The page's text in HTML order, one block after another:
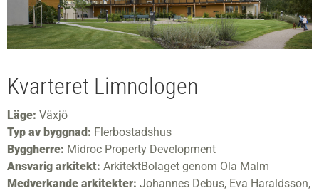
Kvarteret Limnologen
Läge: Växjö
Typ av byggnad: Flerbostadshus
Byggherre: Midroc Property Development
Ansvarig arkitekt: ArkitektBolaget genom Ola Malm
Medverkande arkitekter: Johannes Debus, Eva Haraldsson,